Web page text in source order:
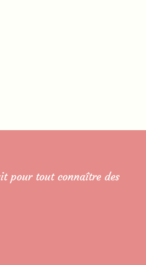
pour tout connaître des